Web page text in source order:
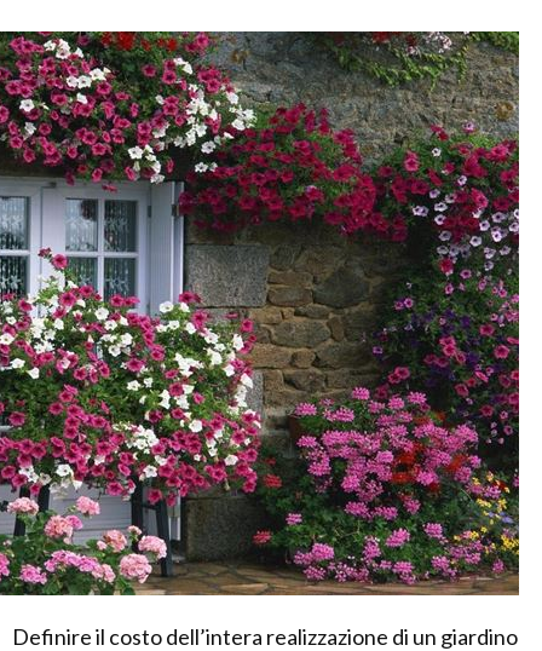
Definire il costo dell’intera realizzazione di un giardino